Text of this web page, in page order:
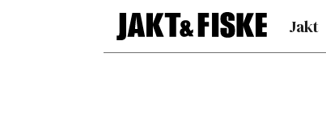
Jakt